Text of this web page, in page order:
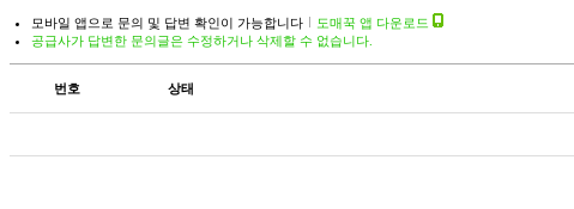
모바일 앱으로 문의 및 답변 확인이 가능합니다
도매꾹 앱 다운로드
공급사가 답변한 문의글은 수정하거나 삭제할 수 없습니다.
번호 상태